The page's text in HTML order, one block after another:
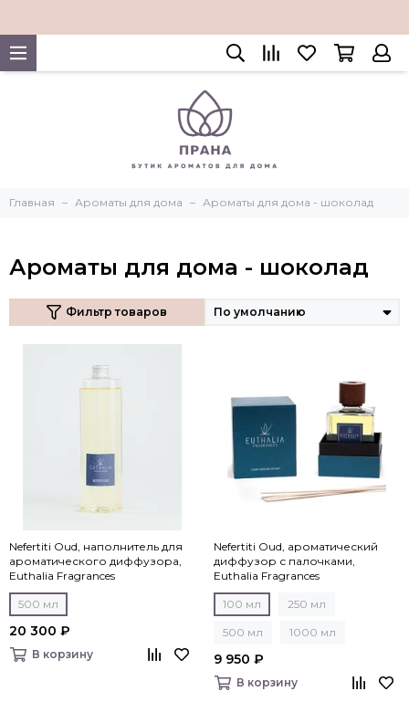
Главная Ароматы для дома Ароматы для дома - шоколад
Ароматы для дома - шоколад
Фильтр товаров
Nefertiti Oud, наполнитель для
ароматического диффузора,
Euthalia Fragrances
500 мл
20 300 ₽
В корзину
Nefertiti Oud, ароматический
диффузор с палочками,
Euthalia Fragrances
100 мл 250 мл
500 мл 1000 мл
9 950 ₽
В корзину